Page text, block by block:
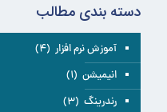
دسته بندی مطالب
آموزش نرم افزار (۴)
انیمیشن (۱)
رندرینگ (۳)